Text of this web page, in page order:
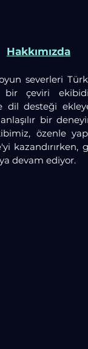
Hakkımızda
severleri
çeviri
dil desteği
bir
özenle
kazandırırken,
devam ediyor.​